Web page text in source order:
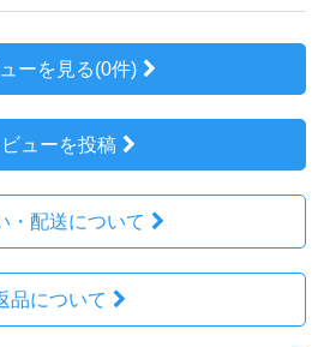
ーを見る(0件)
ューを投稿
・配送について
品について